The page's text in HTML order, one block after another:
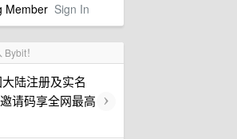
Member Sign In
！
陆注册及实名
请码享全网最高 ›